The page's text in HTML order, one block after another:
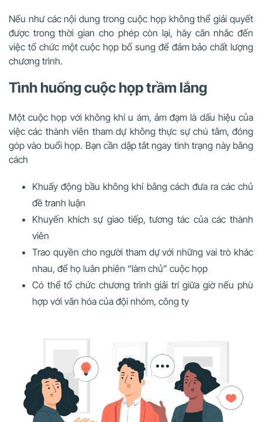
Nếu như các nội dung trong cuộc họp không thể giải quyết
được trong thời gian cho phép còn lại, hãy cân nhắc đến
việc tổ chức một cuộc họp bổ sung để đảm bảo chất lượng
chương trình.
Tình huống cuộc họp trầm lắng
Một cuộc họp với không khí u ám, ảm đạm là dấu hiệu của
việc các thành viên tham dự không thực sự chú tâm, đóng
góp vào buổi họp. Bạn cần dập tắt ngay tình trạng này bằng
cách
Khuấy động bầu không khí bằng cách đưa ra các chủ
đề tranh luận
Khuyến khích sự giao tiếp, tương tác của các thành
viên
Trao quyền cho người tham dự với những vai trò khác
nhau, để họ luân phiên “làm chủ” cuộc họp
Có thể tổ chức chương trình giải trí giữa giờ nếu phù
hợp với văn hóa của đội nhóm, công ty